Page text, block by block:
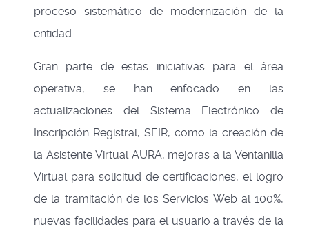
proceso sistemático de modernización de la
entidad.
Gran parte de estas iniciativas para el área
operativa, se han enfocado en las
actualizaciones del Sistema Electrónico de
Inscripción Registral, SEIR, como la creación de
la Asistente Virtual AURA, mejoras a la Ventanilla
Virtual para solicitud de certificaciones, el logro
de la tramitación de los Servicios Web al 100%,
nuevas facilidades para el usuario a través de la